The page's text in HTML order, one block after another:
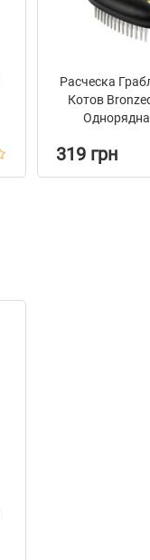
Расческа
Котов
319 грн